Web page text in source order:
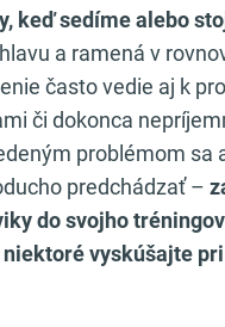
keď sedíme alebo
a ramená v
často vedie aj k
či dokonca
problémom sa
predchádzať –
do svojho
niektoré vyskúšajte